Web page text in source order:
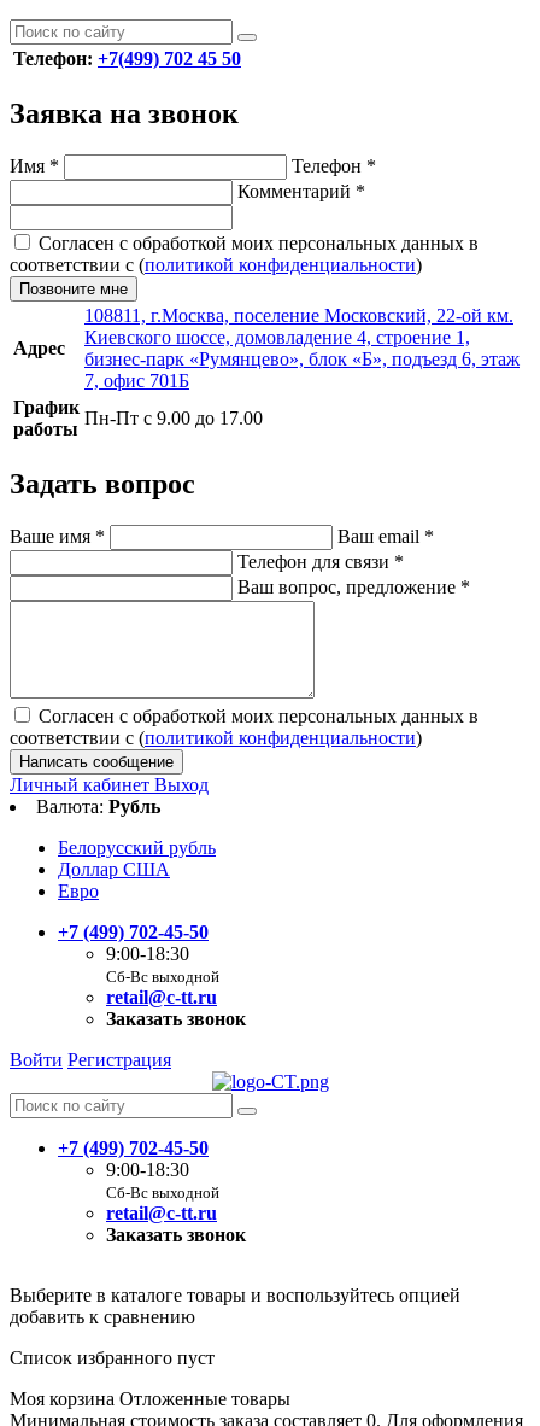
Телефон: +7(499) 702 45 50
Заявка на звонок
Имя * Телефон *
Комментарий *
Согласен с обработкой моих персональных данных в
соответствии с (политикой конфиденциальности)
Позвоните мне
Адрес
108811, г.Москва, поселение Московский, 22-ой км.
Киевского шоссе, домовладение 4, строение 1,
бизнес-парк «Румянцево», блок «Б», подъезд 6, этаж
7, офис 701Б
График
работы
Пн-Пт с 9.00 до 17.00
Задать вопрос
Ваше имя * Ваш email *
Телефон для связи *
Ваш вопрос, предложение *
Согласен с обработкой моих персональных данных в
соответствии с (политикой конфиденциальности)
Написать сообщение
Личный кабинет Выход
Валюта: Рубль
Белорусский рубль
Доллар США
Евро
+7 (499) 702-45-50
9:00-18:30
Сб-Вс выходной
retail@c-tt.ru
Заказать звонок
Войти Регистрация
+7 (499) 702-45-50
9:00-18:30
Сб-Вс выходной
retail@c-tt.ru
Заказать звонок
Выберите в каталоге товары и воспользуйтесь опцией
добавить к сравнению
Список избранного пуст
Моя корзина Отложенные товары
Минимальная стоимость заказа составляет 0. Для оформления